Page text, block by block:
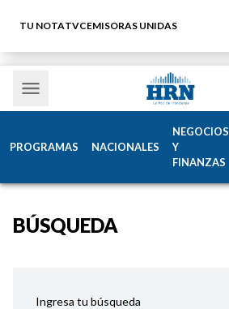
TU NOTATVCEMISORAS UNIDAS
PROGRAMAS NACIONALES
NEGOCIOS
Y
FINANZAS
BÚSQUEDA
Ingresa tu búsqueda